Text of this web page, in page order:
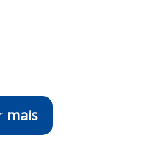
mais